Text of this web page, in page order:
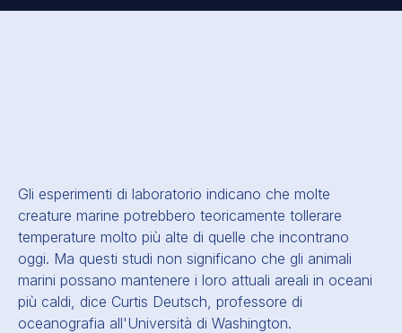
Gli esperimenti di laboratorio indicano che molte
creature marine potrebbero teoricamente tollerare
temperature molto più alte di quelle che incontrano
oggi. Ma questi studi non significano che gli animali
marini possano mantenere i loro attuali areali in oceani
più caldi, dice Curtis Deutsch, professore di
oceanografia all'Università di Washington.